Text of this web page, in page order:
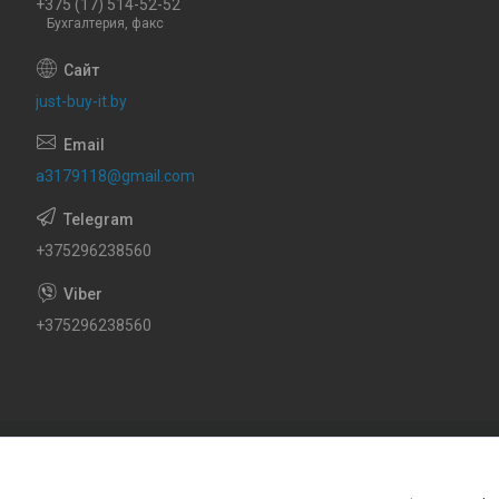
+375 (17) 514-52-52
Бухгалтерия, факс
just-buy-it.by
a3179118@gmail.com
+375296238560
+375296238560